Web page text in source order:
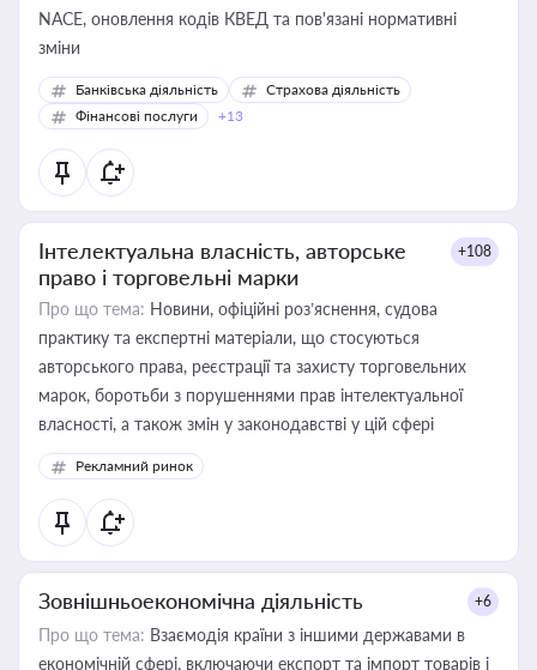
NACE, оновлення кодів КВЕД та пов'язані нормативні
зміни
Банківська діяльність
Страхова діяльність
Фінансові послуги
+13
Інтелектуальна власність, авторське
право і торговельні марки
+108
Про що тема: Новини, офіційні роз’яснення, судова
практику та експертні матеріали, що стосуються
авторського права, реєстрації та захисту торговельних
марок, боротьби з порушеннями прав інтелектуальної
власності, а також змін у законодавстві у цій сфері
Рекламний ринок
Зовнішньоекономічна діяльність +6
Про що тема: Взаємодія країни з іншими державами в
економічній сфері, включаючи експорт та імпорт товарів і